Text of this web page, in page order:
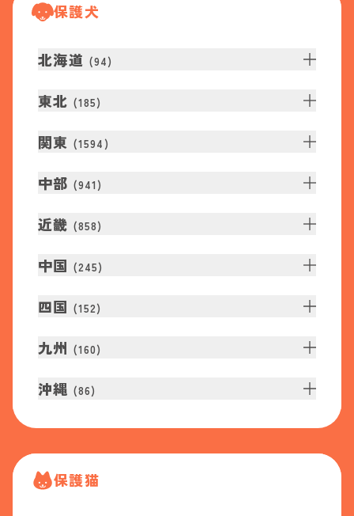
保護犬
北海道 (94)
東北 (185)
関東 (1594 )
中部 (941 )
近畿 (858)
中国 (245)
四国 (152)
九州 (160)
沖縄 (86)
保護猫